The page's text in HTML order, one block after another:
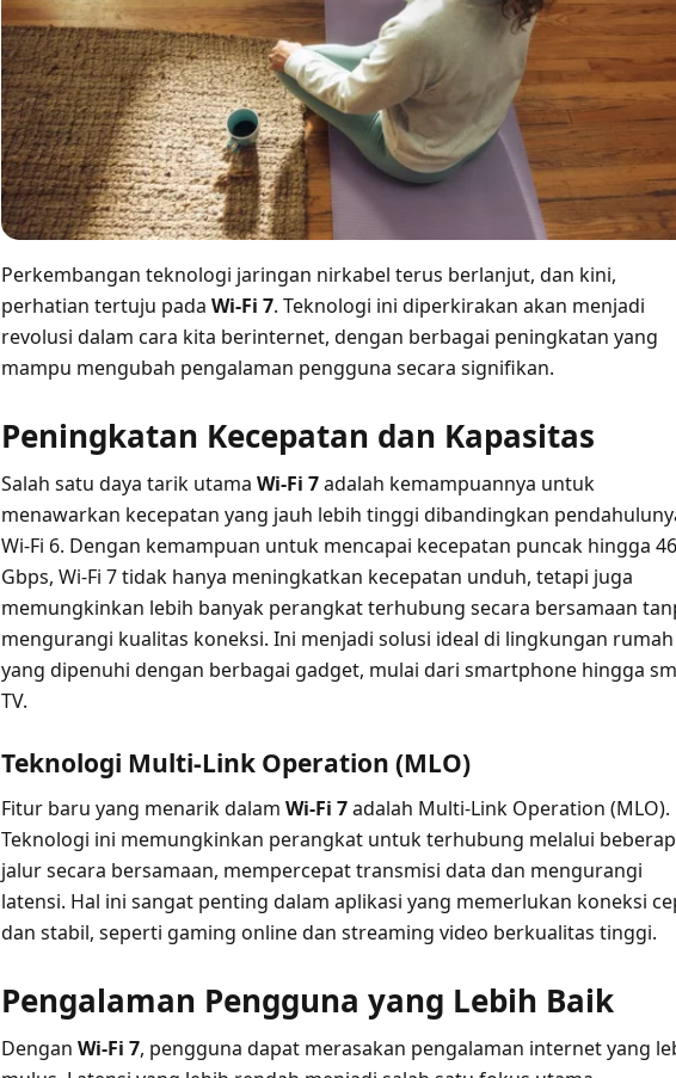
Perkembangan teknologi jaringan nirkabel terus berlanjut, dan kini,
perhatian tertuju pada Wi-Fi 7. Teknologi ini diperkirakan akan menjadi
revolusi dalam cara kita berinternet, dengan berbagai peningkatan yang
mampu mengubah pengalaman pengguna secara signifikan.
Peningkatan Kecepatan dan Kapasitas
Salah satu daya tarik utama Wi-Fi 7adalah kemampuannya untuk
menawarkan kecepatan yang jauh lebih tinggi dibandingkan
Wi-Fi 6. Dengan kemampuan untuk mencapai kecepatan puncak hingga 46
Gbps, Wi-Fi 7 tidak hanya meningkatkan kecepatan unduh, tetapi juga
memungkinkan lebih banyak perangkat terhubung secara bersamaan
mengurangi kualitas koneksi. Ini menjadi solusi ideal di lingkungan rumah
yang dipenuhi dengan berbagai gadget, mulai dari smartphone hingga
TV.
Teknologi Multi-Link Operation (MLO)
Fitur baru yang menarik dalam Wi-Fi 7adalah Multi-Link Operation (MLO).
Teknologi ini memungkinkan perangkat untuk terhubung melalui
jalur secara bersamaan, mempercepat transmisi data dan mengurangi
latensi. Hal ini sangat penting dalam aplikasi yang memerlukan koneksi
dan stabil, seperti gaming online dan streaming video berkualitas tinggi.
Pengalaman Pengguna yang Lebih Baik
Dengan Wi-Fi 7, pengguna dapat merasakan pengalaman internet yang